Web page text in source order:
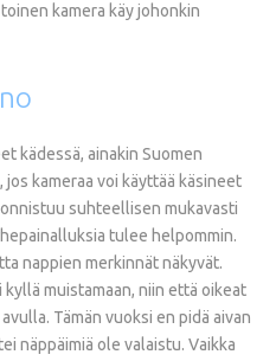
kamera käy johonkin
kädessä, ainakin Suomen
kameraa voi käyttää käsineet
onnistuu suhteellisen mukavasti
tulee helpommin.
nappien merkinnät näkyvät.
muistamaan, niin että oikeat
Tämän vuoksi en pidä aivan
näppäimiä ole valaistu. Vaikka